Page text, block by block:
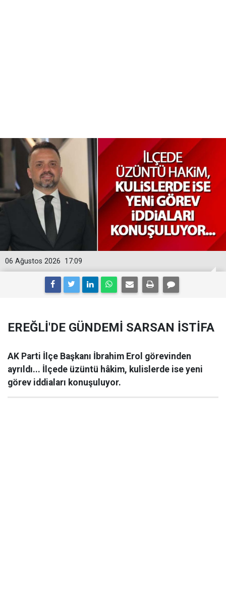
17:09
06 Ağustos 2026
EREĞLİ'DE GÜNDEMİ SARSAN İSTİFA
AK Parti İlçe Başkanı İbrahim Erol görevinden
ayrıldı... İlçede üzüntü hâkim, kulislerde ise yeni
görev iddiaları konuşuluyor.